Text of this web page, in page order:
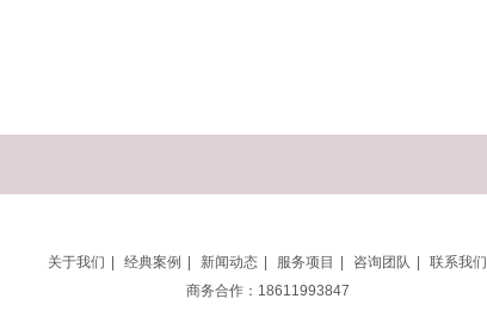
关于我们 经典案例 新闻动态 服务项目 咨询团队
联系我们
商务合作：18611993847